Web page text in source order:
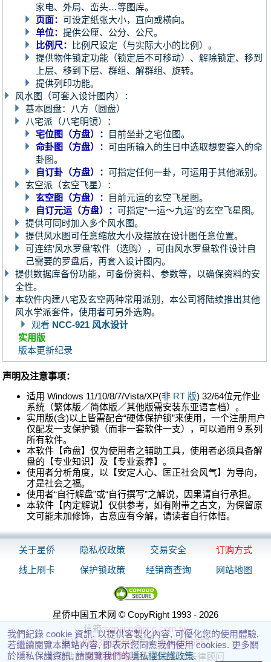
家电、外局、峦头…等图库。
页面：可设定纸张大小，直向或横向。
单位：提供公厘、公分、公尺。
比例尺：
比例尺设定（与实际大小的比例）。
提供物件锁定功能（锁定后不可移动）、解除锁定、移到
上层、移到下层、群组、解群组、旋转。
提供列印功能。
风水图（可套入设计图内）：
基本圆盘：八方（圆盘）
八宅派（八宅明镜）：
宅位图（方盘）：
目前坐卦之宅位图。
命卦图（方盘）：可由所输入的生日中选取想要套入的命
卦图。
自订卦（方盘）：可指定任何一卦，可运用于其他派别。
玄空派（玄空飞星）：
玄空图（方盘）：
目前元运的玄空飞星图。
自订元运（方盘）：可指定“一运～九运”的玄空飞星图。
提供可同时加入多个风水图。
提供风水图可任意缩放大小及摆放在设计图任意位置。
可连结‘风水罗盘’软件（选购），可由风水罗盘软件设计自
己需要的罗盘后，再套入设计图内。
提供数据库备份功能，可备份资料、参数等，以确保资料的安
全性。
本软件内建八宅及玄空两种常用派别，本公司将陆续推出其他
风水学派套件，使用者可另外选购。
观看 NCC-921 风水设计
实用版
版本更新纪录
声明及注意事项：
适用 Windows 11/10/8/7/Vista/XP(非 RT 版) 32/64位元作业
系统（繁体版／简体版／其他版需安装东亚语言档）。
实用版(含)以上皆需配合“硬体保护锁”来使用，一个注册用户
仅配发一支保护锁（而非一套软件一支），可以通用９系列
所有软件。
本软件【命盘】仅为使用者之辅助工具，使用者必须具备解
盘的【专业知识】及【专业素养】。
使用者分析角度，以【安定人心、匡正社会风气】为导向，
才是社会之福。
使用者“自行解盘”或“自行撰写”之解说，因果请自行承担。
本软件【内定解说】仅供参考，如有附带之古文，为保留原
文可能未加修饰，古意应有今解，请读者自行体悟。
关于星侨 隐私权政策 交易安全
订购方式
线上刷卡
保护锁政策 经销商查询 网站地图
星侨中国五术网 © CopyRight 1993 - 2026
信箱:service@ncc.com.tw
电话:(03)328-8833传真:(03)328-6557
本网站由瀛睿律师事务所担任常年法律顾问
我們紀錄 cookie 資訊, 以提供客製化內容, 可優化您的使用體驗,
若繼續閱覽本網站內容, 即表示您同意我們使用 cookies. 更多關
於隱私保護資訊, 請閱覽我們的隱私權保護政策.